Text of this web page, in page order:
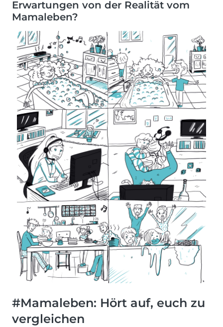
Erwartungen von der Realität vom
Mamaleben?
#Mamaleben: Hört auf, euch zu
vergleichen